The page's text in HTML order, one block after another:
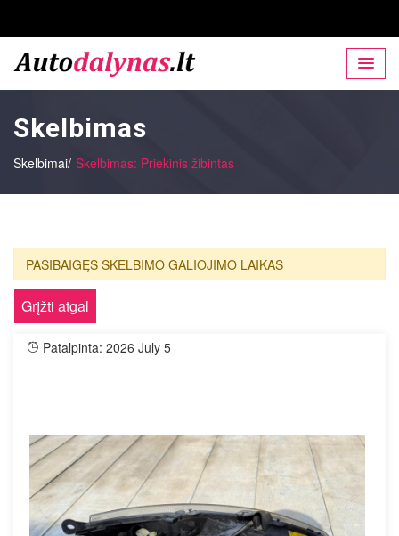
Skelbimas
Skelbimai/ Skelbimas: Priekinis žibintas
PASIBAIGĘS SKELBIMO GALIOJIMO LAIKAS
Grįžti atgal
Patalpinta: 2026 July 5